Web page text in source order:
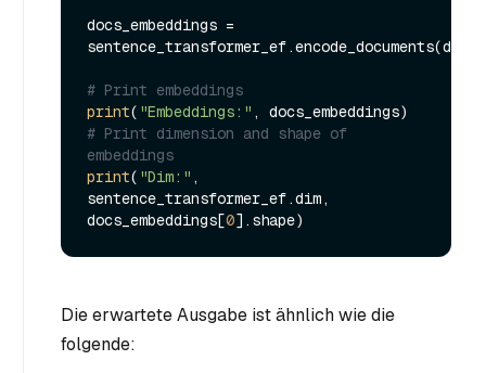
docs_embeddings =
sentence_transformer_ef.encode_documents(docs)
# Print embeddings
print( "Embeddings:"
# Print dimension and shape of
embeddings
print( "Dim:" ,
sentence_transformer_ef.dim,
docs_embeddings[0
Die erwartete Ausgabe ist ähnlich wie die
folgende: